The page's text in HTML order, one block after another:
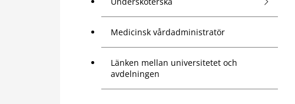
Medicinsk vårdadministratör
Länken mellan universitetet och
avdelningen